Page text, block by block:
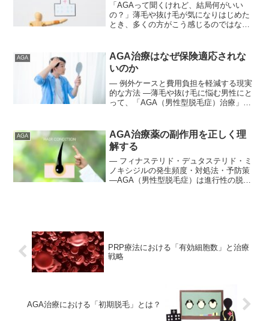
「AGAって聞くけれど、結局何がいい
の？」薄毛や抜け毛が気になりはじめた
とき、多くの方がこう感じるのではない
って迷ってしまうことも少なくありませ
ん。この記事では、AGA...
AGA
AGA治療はなぜ保険適応されな
いのか
― 例外ケースと費用負担を軽減する現実
的な方法 ―薄毛や抜け毛に悩む男性にと
って、「AGA（男性型脱毛症）治療」は
AGA治療は健康保険が使えないのか」
「何か例外はないの...
AGA
AGA治療薬の副作用を正しく理
解する
― フィナステリド・デュタステリド・ミ
ノキシジルの発生頻度・対処法・予防策
―AGA（男性型脱毛症）は進行性の脱毛
PRP療法における「有効細胞数」と治療
戦略
AGA治療における「初期脱毛」とは？